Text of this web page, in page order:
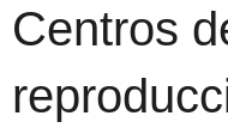
Centros